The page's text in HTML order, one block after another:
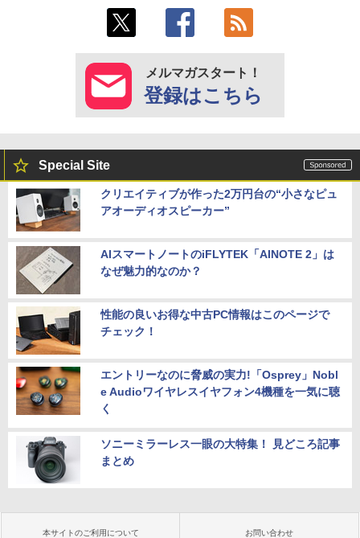
メルマガスタート！
登録はこちら
Special Site
クリエイティブが作った2万円台の“小さなピュ
アオーディオスピーカー”
AIスマートノートのiFLYTEK「AINOTE 2」は
なぜ魅力的なのか？
性能の良いお得な中古PC情報はこのページで
チェック！
エントリーなのに脅威の実力!「Osprey」Nobl
e Audioワイヤレスイヤフォン4機種を一気に聴
く
ソニーミラーレス一眼の大特集！ 見どころ記事
まとめ
本サイトのご利用について お問い合わせ